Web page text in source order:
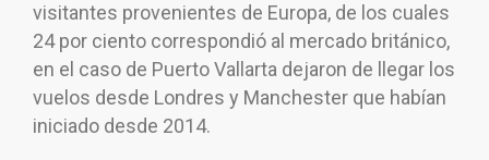
visitantes provenientes de Europa, de los cuales
24 por ciento correspondió al mercado británico,
en el caso de Puerto Vallarta dejaron de llegar los
vuelos desde Londres y Manchester que habían
iniciado desde 2014.